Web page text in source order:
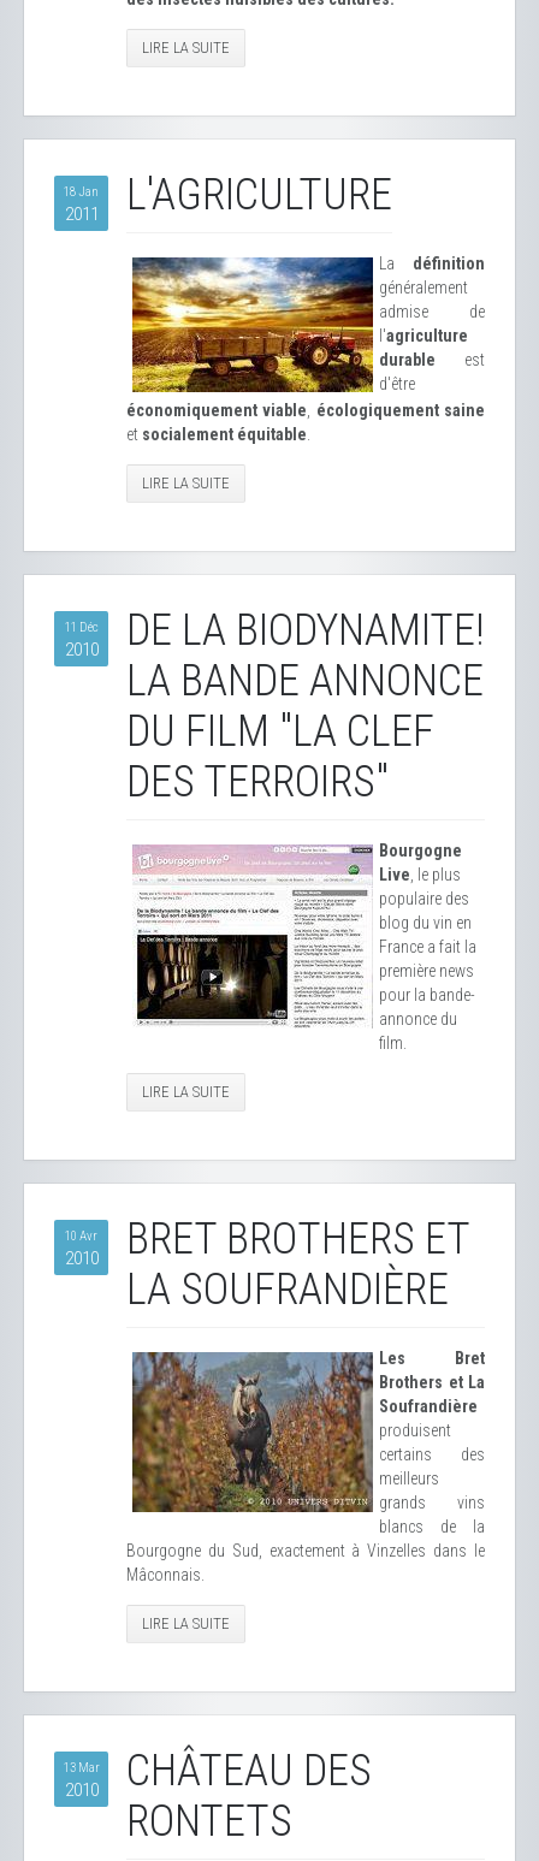
LIRE LA SUITE
18 Jan
2011 L'AGRICULTURE
La définition
généralement
admise de
l'agriculture
durable est
d'être
économiquement viable
écologiquement saine
et socialement équitable
LIRE LA SUITE
11 Déc
2010
DE LA BIODYNAMITE!
LA BANDE ANNONCE
DU FILM "LA CLEF
DES TERROIRS"
Bourgogne
Live , le plus
populaire des
blog du vin en
France a fait la
première news
pour la bande-
annonce du
film.
LIRE LA SUITE
10 Avr
2010
BRET BROTHERS ET
LA SOUFRANDIÈRE
Les Bret
Brothers et La
Soufrandière
produisent
certains des
meilleurs
grands vins
blancs de la
Bourgogne du Sud, exactement à Vinzelles dans le
Mâconnais.
LIRE LA SUITE
13 Mar
2010
CHÂTEAU DES
RONTETS